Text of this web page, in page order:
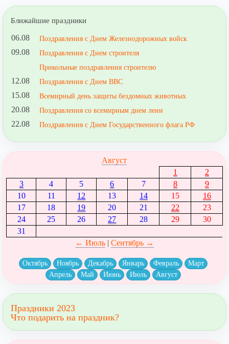
Ближайшие праздники
06.08 Поздравления с Днем Железнодорожных войск
09.08
Поздравления с Днем строителя
Прикольные поздравления строителю
12.08 Поздравления с Днем ВВС
15.08 Всемирный день защиты бездомных животных
20.08 Поздравления со всемирным днем лени
22.08 Поздравления с Днем Государственного флага РФ
Август
1
2
3
4 5 6 7 8
9
10
11 12 13 14 15
16
17
18 19 20 21 22
23
24
25 26 27 28 29
30
31
← Июль| Сентябрь →
Октябрь Ноябрь Декабрь Январь Февраль
Март
Апрель
Май Июнь Июль Август
Праздники 2023
Что подарить на праздник?